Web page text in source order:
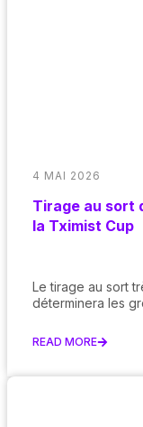
4 MAI 2026
Tirage au sort
la Tximist Cup
Le tirage au sort
déterminera les
READ MORE